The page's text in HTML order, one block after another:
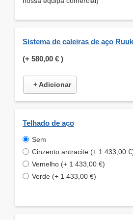
Sistema de caleiras de aço
(+ 580,00 € )
+ Adicionar
Telhado de aço
Sem
Cinzento antracite (+ 1 433,00
Vemelho (+ 1 433,00 €)
Verde (+ 1 433,00 €)